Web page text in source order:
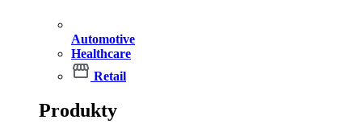
Automotive
Healthcare
Retail
Produkty